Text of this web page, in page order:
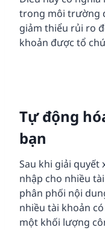
trong môi trường
giảm thiểu rủi ro
khoản được tổ
Tự động
bạn
Sau khi giải
nhập cho nhiều
phân phối nội
nhiều tài khoản
một khối lượng